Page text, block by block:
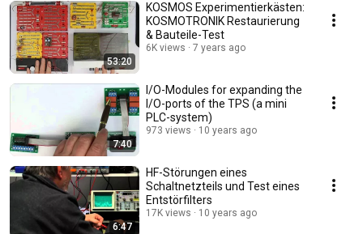
53:20
KOSMOS Experimentierkästen:
KOSMOTRONIK Restaurierung
& Bauteile-Test
6K views 7 years ago
7:40
I/O-Modules for expanding the
I/O-ports of the TPS (a mini
PLC-system)
973 views 10 years ago
6:47
HF-Störungen eines
Schaltnetzteils und Test eines
Entstörfilters
17K views 10 years ago